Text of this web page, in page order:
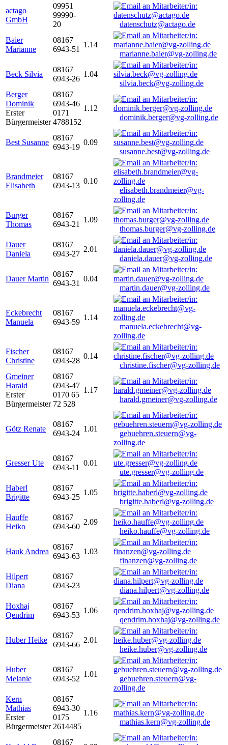
actago
GmbH
09951
99990-
20
datenschutz@actago.de
Baier
Marianne
08167
6943-51
1.14
marianne.baier@vg-zolling.de
Beck Silvia
08167
6943-26
1.04
silvia.beck@vg-zolling.de
Berger
Dominik
Erster
Bürgermeister
08167
6943-46
0171
4788152
1.12
dominik.berger@vg-zolling.de
Best Susanne
08167
6943-19
0.09
susanne.best@vg-zolling.de
Brandmeier
Elisabeth
08167
6943-13
0.10
elisabeth.brandmeier@vg-
zolling.de
Burger
Thomas
08167
6943-21
1.09
thomas.burger@vg-zolling.de
Dauer
Daniela
08167
6943-27
2.01
daniela.dauer@vg-zolling.de
Dauer Martin
08167
6943-31
0.04
martin.dauer@vg-zolling.de
Eckebrecht
Manuela
08167
6943-59
1.14
manuela.eckebrecht@vg-
zolling.de
Fischer
Christine
08167
6943-28
0.14
christine.fischer@vg-zolling.de
Gmeiner
Harald
Erster
Bürgermeister
08167
6943-47
0170 65
72 528
1.17
harald.gmeiner@vg-zolling.de
Götz Renate
08167
6943-24
1.01
gebuehren.steuern@vg-
zolling.de
Gresser Ute
08167
6943-11
0.01
ute.gresser@vg-zolling.de
Haberl
Brigitte
08167
6943-25
1.05
brigitte.haberl@vg-zolling.de
Hauffe
Heiko
08167
6943-60
2.09
heiko.hauffe@vg-zolling.de
Hauk Andrea
08167
6943-63
1.03
finanzen@vg-zolling.de
Hilpert
Diana
08167
6943-23
diana.hilpert@vg-zolling.de
Hoxhaj
Qendrim
08167
6943-53
1.06
qendrim.hoxhaj@vg-zolling.de
Huber Heike
08167
6943-66
2.01
heike.huber@vg-zolling.de
Huber
Melanie
08167
6943-52
1.01
gebuehren.steuern@vg-
zolling.de
Kern
Mathias
Erster
Bürgermeister
08167
6943-30
0175
2614485
1.16
mathias.kern@vg-zolling.de
08167